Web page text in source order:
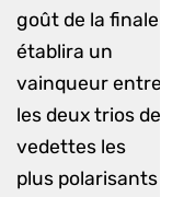
goût de la finale
établira un
vainqueur entre
les deux trios de
vedettes les
plus polarisants